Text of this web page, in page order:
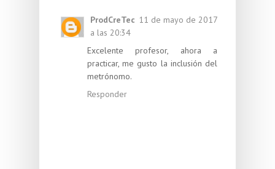
ProdCreTec 11 de mayo de 2017
a las 20:34
Excelente profesor, ahora a
practicar, me gusto la inclusión del
metrónomo.
Responder